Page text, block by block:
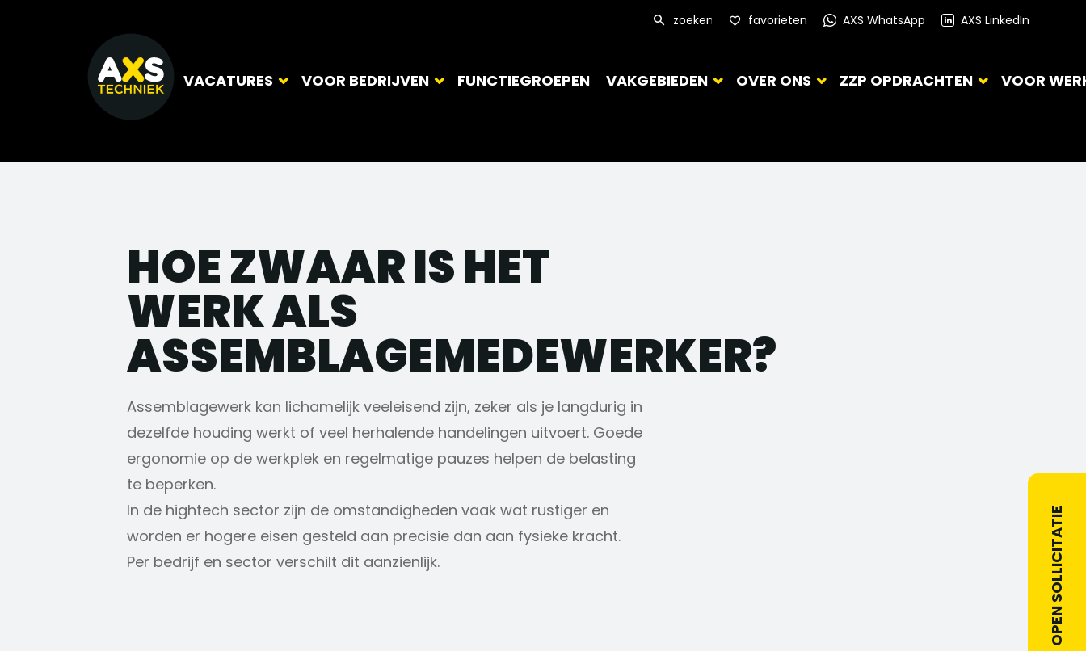
favorieten AXS WhatsApp AXS LinkedIn
VACATURES VOOR BEDRIJVEN FUNCTIEGROEPEN VAKGEBIEDEN OVER ONS ZZP OPDRACHTEN VOOR
HOE ZWAAR IS HET
WERK ALS
ASSEMBLAGEMEDEWERKER?
Assemblagewerk kan lichamelijk veeleisend zijn, zeker als je langdurig in
dezelfde houding werkt of veel herhalende handelingen uitvoert. Goede
ergonomie op de werkplek en regelmatige pauzes helpen de belasting
te beperken.
In de hightech sector zijn de omstandigheden vaak wat rustiger en
worden er hogere eisen gesteld aan precisie dan aan fysieke kracht.
Per bedrijf en sector verschilt dit aanzienlijk.
OPEN SOLLICITATIE